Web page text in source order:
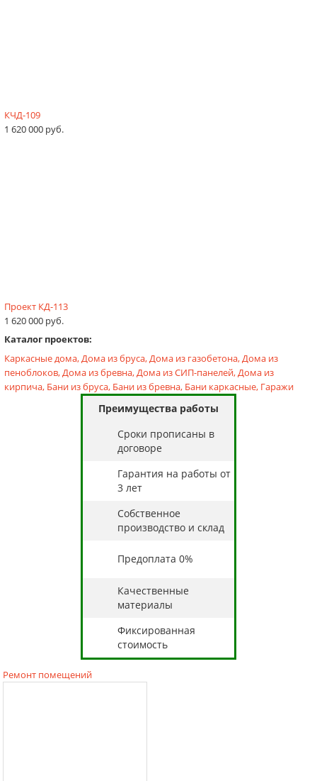
КЧД-109
1 620 000 руб.
Проект КД-113
1 620 000 руб.
Каталог проектов:
Каркасные дома, Дома из бруса, Дома из газобетона, Дома из
пеноблоков, Дома из бревна, Дома из СИП-панелей, Дома из
кирпича, Бани из бруса, Бани из бревна, Бани каркасные, Гаражи
Преимущества работы
Cроки прописаны в
договоре
Гарантия на работы от
3 лет
Собственное
производство и склад
Предоплата 0%
Качественные
материалы
Фиксированная
стоимость
Ремонт помещений